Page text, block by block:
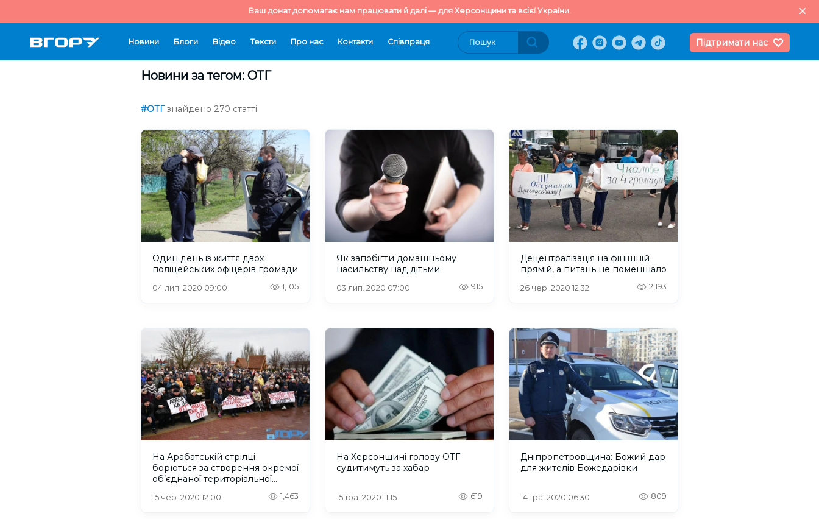
Ваш донат допомагає нам працювати й далі — для Херсонщини та всієї України.
Новини Блоги Відео Тексти Про нас Контакти Cпівпраця Підтримати нас
Новини за тегом: ОТГ
#ОТГ знайдено 270 статті
Один день із життя двох
поліцейських офіцерів громади
04 лип. 2020 09:00 1,105
Як запобігти домашньому
насильству над дітьми
03 лип. 2020 07:00 915
Децентралізація на фінішній
прямій, а питань не поменшало
26 чер. 2020 12:32 2,193
На Арабатській стрілці
борються за створення окремої
об’єднаної територіальної
15 чер. 2020 12:00 1,463
На Херсонщині голову ОТГ
судитимуть за хабар
15 тра. 2020 11:15 619
Дніпропетровщина: Божий дар
для жителів Божедарівки
14 тра. 2020 06:30 809